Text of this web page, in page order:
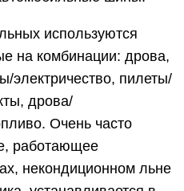
используются
на комбинации: дрова,
электричество, пилеты/
дрова/
Очень часто
работающее
некондиционном льне